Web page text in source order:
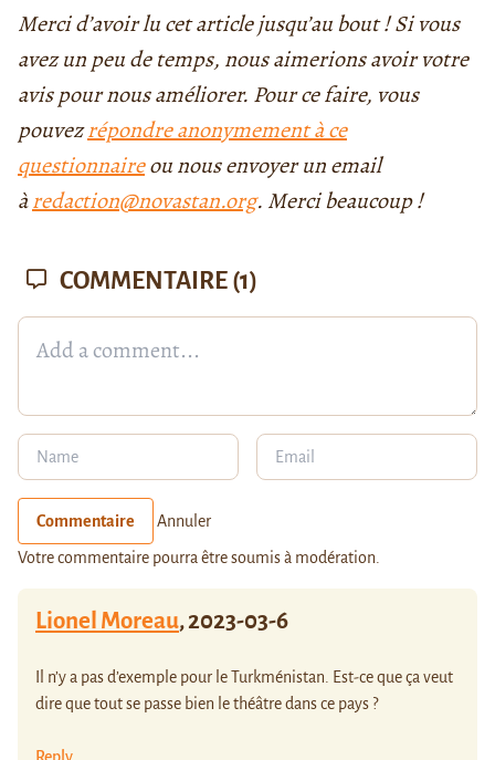
Merci d’avoir lu cet article jusqu’au bout ! Si vous
avez un peu de temps, nous aimerions avoir votre
avis pour nous améliorer. Pour ce faire, vous
pouvezrépondre anonymement à ce
questionnaireou nous envoyer un email
àredaction@novastan.org. Merci beaucoup !
COMMENTAIRE (1)
Commentaire Annuler
Votre commentaire pourra être soumis à modération.
Lionel Moreau,2023-03-6
Il n’y a pas d’exemple pour le Turkménistan. Est-ce que ça veut
dire que tout se passe bien le théâtre dans ce pays ?